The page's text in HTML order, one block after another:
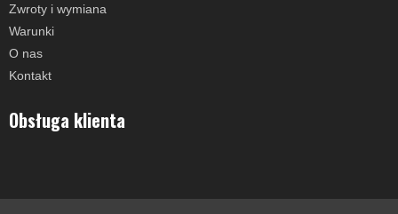
Zwroty i wymiana
Warunki
O nas
Kontakt
Obsługa klienta